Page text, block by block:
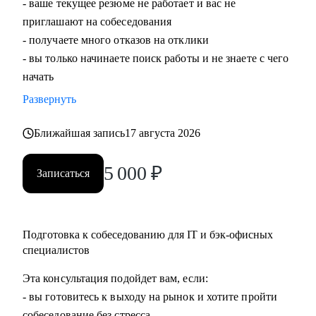
• IT cпециалистам от junior до senior (project/product/UX/UI
или тем, кто хочет прокачать скилы в управлении
- ваше текущее резюме не работает и вас не
приглашают на собеседования
- получаете много отказов на отклики
- вы только начинаете поиск работы и не знаете с чего
начать
Развернуть
Ближайшая запись17 августа 2026
Записаться 5 000 ₽
Подготовка к собеседованию для IT и бэк-офисных
специалистов
Эта консультация подойдет вам, если:
- вы готовитесь к выходу на рынок и хотите пройти